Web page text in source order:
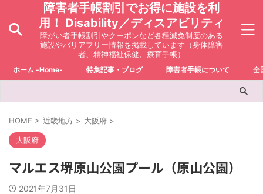
障害者手帳割引でお得に施設を利
用！ Disability／ディスアビリティ
障がい者手帳割引やクーポンなど各種減免制度のある
施設やバリアフリー情報を掲載しています（身体障害
者、精神福祉保健、療育手帳）
ホーム -Home- 特集記事・ブログ 障害者手帳について 全
HOME > 近畿地方 > 大阪府 >
大阪府
マルエス堺原山公園プール（原山公園）
2021年7月31日